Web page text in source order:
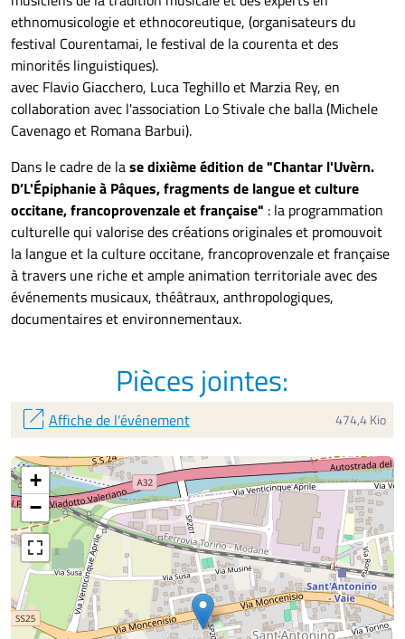
ethnomusicologie et ethnocoreutique, (organisateurs du
festival Courentamai, le festival de la courenta et des
minorités linguistiques).
avec Flavio Giacchero, Luca Teghillo et Marzia Rey, en
collaboration avec l'association Lo Stivale che balla (Michele
Cavenago et Romana Barbui).
Dans le cadre de lasedixième édition de "Chantar l'Uvèrn.
D’L'Épiphanie à Pâques, fragments de langue et culture
occitane, francoprovenzale et française" : la programmation
culturelle qui valorise des créations originaleset promouvoit
la langue et la culture occitane, francoprovenzale et française
à travers une riche et ampleanimation territoriale avecdes
événements musicaux, théâtraux, anthropologiques,
documentaires et environnementaux.
Pièces jointes:
open_in_new Affiche de l'événement 474,4 Kio
+
−